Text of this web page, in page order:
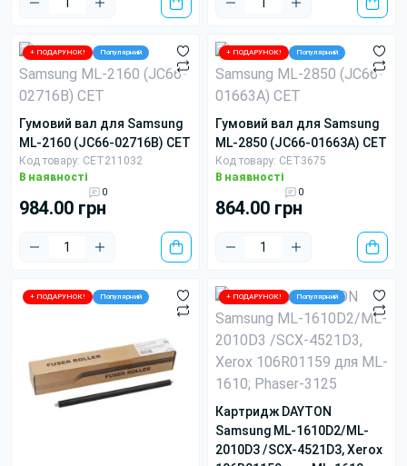
+ ПОДАРУНОК! Популярний
гумовий вал для Samsung
ML-2160 (JC66-02716B) CET
Код товару: CET211032
В наявності
0
984.00 грн
+ ПОДАРУНОК! Популярний
гумовий вал для Samsung
ML-2850 (JC66-01663A) CET
Код товару: CET3675
В наявності
0
864.00 грн
+ ПОДАРУНОК! Популярний + ПОДАРУНОК! Популярний
картридж DAYTON
Samsung ML-1610D2/ML-
2010D3 /SCX-4521D3, Xerox